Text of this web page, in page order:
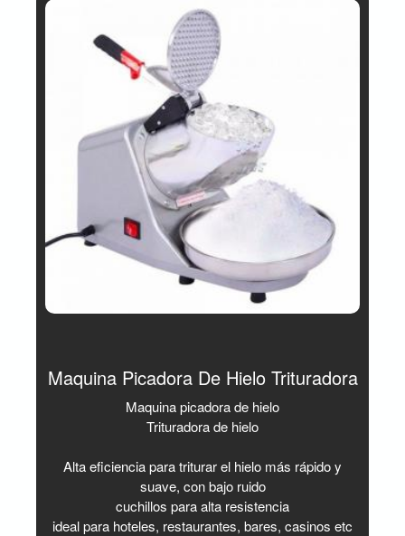
Maquina Picadora De Hielo Trituradora
Maquina picadora de hielo
Trituradora de hielo
Alta eficiencia para triturar el hielo más rápido y
suave, con bajo ruido
cuchillos para alta resistencia
ideal para hoteles, restaurantes, bares, casinos etc